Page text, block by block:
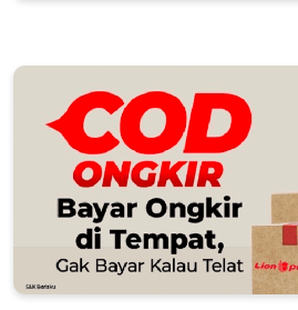
Tentang
Lion Parcel adalah jasa pengiriman
seluruh pelosok di Indonesia yang
pembayaran cash on delivery, fitur
paket secara real-time.
Kirim paket pakai Lion Parcel